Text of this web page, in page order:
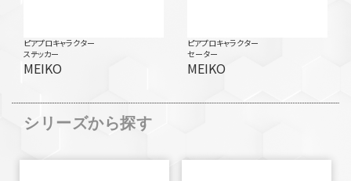
ピアプロキャラクター
ステッカー
MEIKO
ピアプロキャラクター
セーター
MEIKO
シリーズから探す